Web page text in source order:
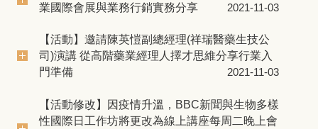
業國際會展與業務行銷實務分享
2021-11-03
【活動】邀請陳英愷副總經理(祥瑞醫藥生技公
司)演講 從高階藥業經理人擇才思維分享行業入
門準備
2021-11-03
【活動修改】因疫情升溫，BBC新聞與生物多樣
性國際日工作坊將更改為線上講座每周二晚上會